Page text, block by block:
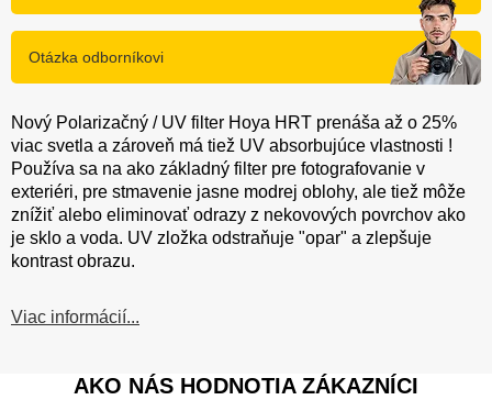
Otázka odborníkovi
Nový Polarizačný / UV filter Hoya HRT prenáša až o 25%
viac svetla a zároveň má tiež UV absorbujúce vlastnosti !
Používa sa na ako základný filter pre fotografovanie v
exteriéri, pre stmavenie jasne modrej oblohy, ale tiež môže
znížiť alebo eliminovať odrazy z nekovových povrchov ako
je sklo a voda. UV zložka odstraňuje "opar" a zlepšuje
kontrast obrazu.
Viac informácií...
AKO NÁS HODNOTIA ZÁKAZNÍCI